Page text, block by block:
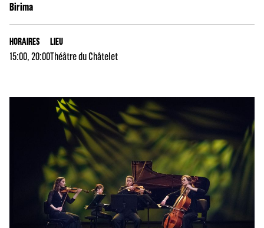
Birima
HORAIRES
15:00, 20:00
LIEU
Théâtre du Châtelet